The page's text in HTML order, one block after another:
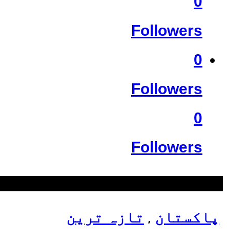
Followers
0
Followers
0
Followers
پاکستان , تازہ ترین